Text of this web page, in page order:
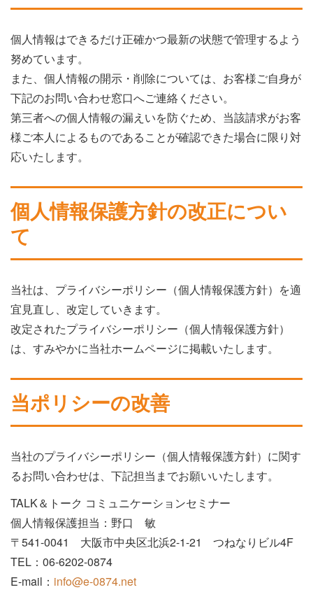
個人情報はできるだけ正確かつ最新の状態で管理するよう
努めています。
また、個人情報の開示・削除については、お客様ご自身が
下記のお問い合わせ窓口へご連絡ください。
第三者への個人情報の漏えいを防ぐため、当該請求がお客
様ご本人によるものであることが確認できた場合に限り対
応いたします。
個人情報保護方針の改正につい
て
当社は、プライバシーポリシー（個人情報保護方針）を適
宜見直し、改定していきます。
改定されたプライバシーポリシー（個人情報保護方針）
は、すみやかに当社ホームページに掲載いたします。
当ポリシーの改善
当社のプライバシーポリシー（個人情報保護方針）に関す
るお問い合わせは、下記担当までお願いいたします。
TALK＆トーク コミュニケーションセミナー
個人情報保護担当：野口 敏
〒541-0041 大阪市中央区北浜2-1-21 つねなりビル4F
TEL：06-6202-0874
E-mail： info@e-0874.net